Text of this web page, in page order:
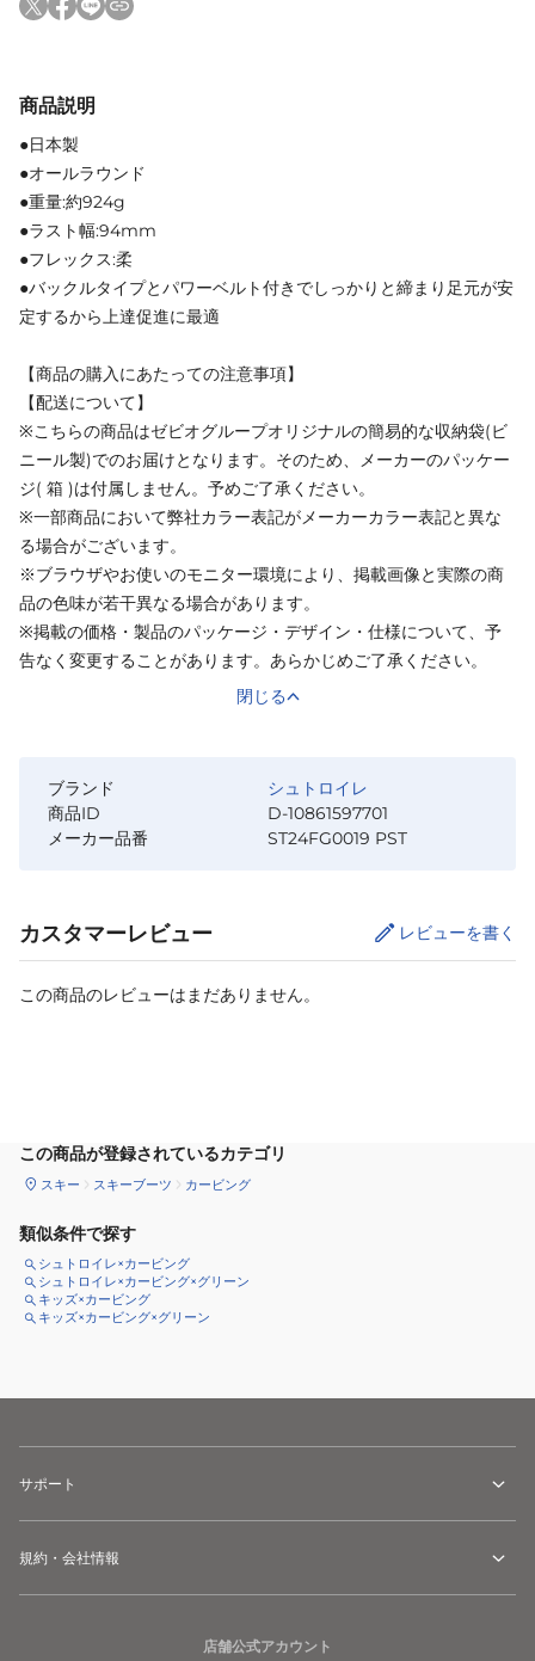
商品説明
●日本製
●オールラウンド
●重量:約924g
●ラスト幅:94mm
●フレックス:柔
●バックルタイプとパワーベルト付きでしっかりと締まり足元が安
定するから上達促進に最適
【商品の購入にあたっての注意事項】
【配送について】
※こちらの商品はゼビオグループオリジナルの簡易的な収納袋(ビ
ニール製)でのお届けとなります。そのため、メーカーのパッケー
ジ( 箱 )は付属しません。予めご了承ください。
※一部商品において弊社カラー表記がメーカーカラー表記と異な
る場合がございます。
※ブラウザやお使いのモニター環境により、掲載画像と実際の商
品の色味が若干異なる場合があります。
※掲載の価格・製品のパッケージ・デザイン・仕様について、予
告なく変更することがあります。あらかじめご了承ください。
閉じる
ブランド
シュトロイレ
商品ID
D-10861597701
メーカー品番
ST24FG0019 PST
カスタマーレビュー レビューを書く
この商品のレビューはまだありません。
この商品が登録されているカテゴリ
スキー スキーブーツ カービング
類似条件で探す
シュトロイレ×カービング
シュトロイレ×カービング×グリーン
キッズ×カービング
キッズ×カービング×グリーン
サポート
規約・会社情報
店舗公式アカウント